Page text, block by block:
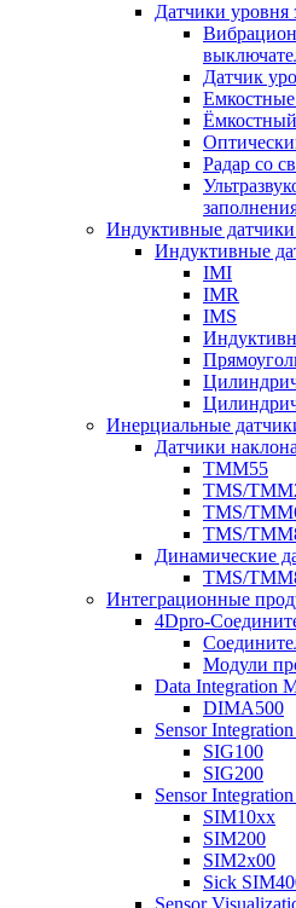
Датчики уровня
Датчик
Радар со
Индуктивные
Индуктивные
IMI
IMR
IMS
Инерциальные
Датчики наклона
TMM55
TMS/
TMS/
TMS/
Динамические
TMS/
Интеграционные
4Dpro-
Модули
Data Integration
DIMA500
Sensor
SIG100
SIG200
Sensor
SIM10xx
SIM200
SIM2x00
Sick
Sensor